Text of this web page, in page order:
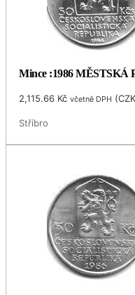
Mince :1986
2,115.66 Kč včetně DPH (
Stříbro